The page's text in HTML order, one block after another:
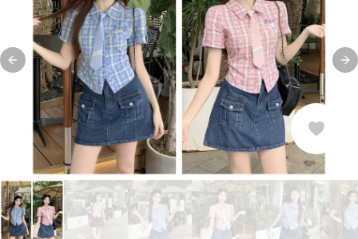
Previous slide